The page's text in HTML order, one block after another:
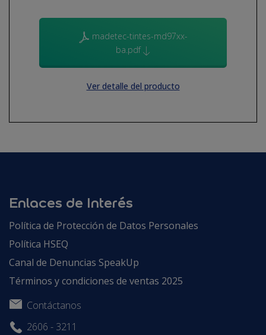
madetec-tintes-md97xx-
ba.pdf
Ver detalle del producto
Enlaces de Interés
Política de Protección de Datos Personales
Política HSEQ
Canal de Denuncias SpeakUp
Términos y condiciones de ventas 2025
Contáctanos
2606 - 3211